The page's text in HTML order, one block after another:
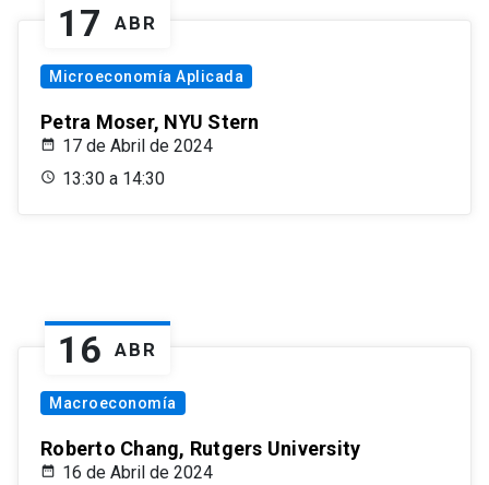
17 ABR
Microeconomía Aplicada
Petra Moser, NYU Stern
17 de Abril de 2024
13:30 a 14:30
16 ABR
Macroeconomía
Roberto Chang, Rutgers University
16 de Abril de 2024